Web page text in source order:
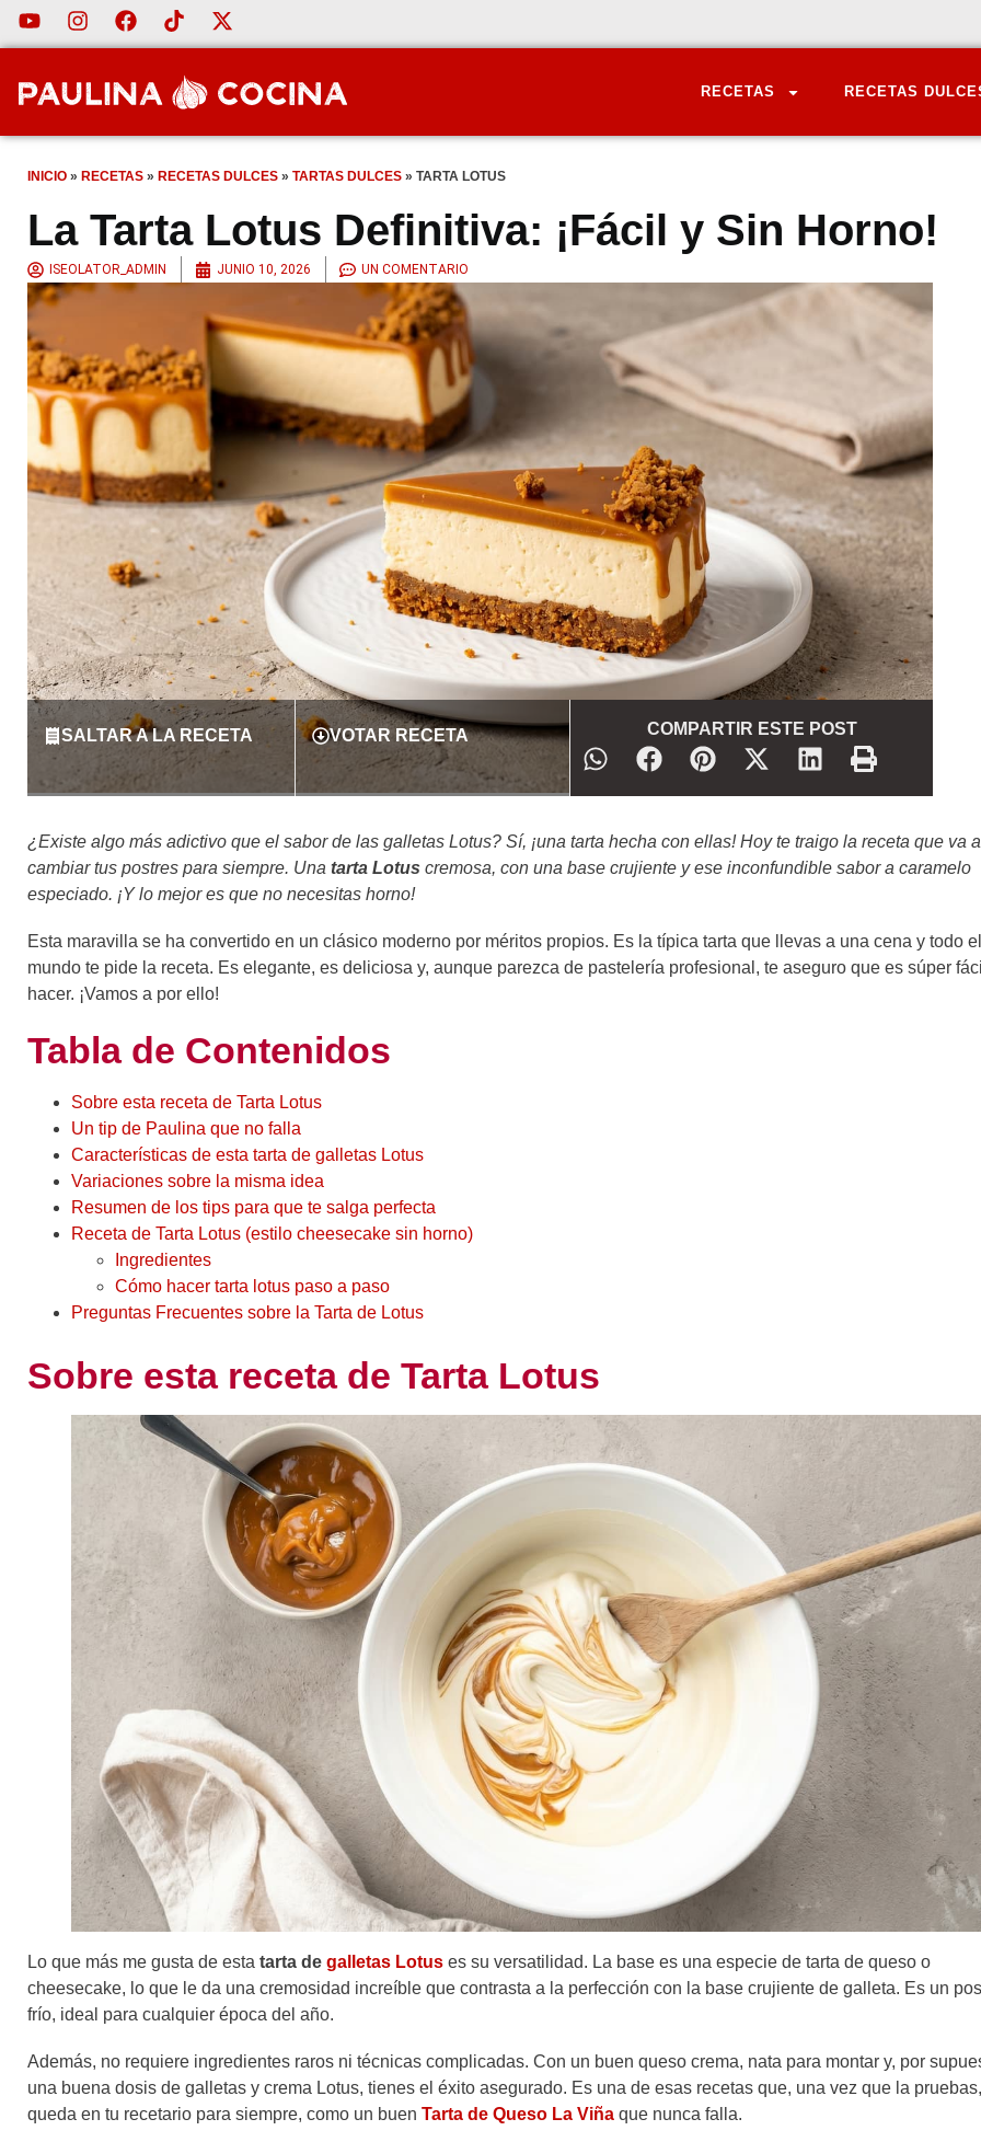
RECETAS RECETAS
INICIO » RECETAS » RECETAS DULCES » TARTAS DULCES » TARTA LOTUS
La Tarta Lotus Definitiva: ¡Fácil y Sin Horno!
ISEOLATOR_ADMIN JUNIO 10, 2026 UN COMENTARIO
SALTAR A LA RECETA VOTAR RECETA COMPARTIR ESTE POST
¿Existe algo más adictivo que el sabor de las galletas Lotus? Sí, ¡una tarta hecha con ellas! Hoy te traigo la receta que va a
cambiar tus postres para siempre. Una tarta Lotus cremosa, con una base crujiente y ese inconfundible sabor a caramelo
especiado. ¡Y lo mejor es que no necesitas horno!
Esta maravilla se ha convertido en un clásico moderno por méritos propios. Es la típica tarta que llevas a una cena y todo el
mundo te pide la receta. Es elegante, es deliciosa y, aunque parezca de pastelería profesional, te aseguro que es súper
hacer. ¡Vamos a por ello!
Tabla de Contenidos
Sobre esta receta de Tarta Lotus
Un tip de Paulina que no falla
Características de esta tarta de galletas Lotus
Variaciones sobre la misma idea
Resumen de los tips para que te salga perfecta
Receta de Tarta Lotus (estilo cheesecake sin horno)
Ingredientes
Cómo hacer tarta lotus paso a paso
Preguntas Frecuentes sobre la Tarta de Lotus
Sobre esta receta de Tarta Lotus
Lo que más me gusta de esta tarta de galletas Lotus es su versatilidad. La base es una especie de tarta de queso o
cheesecake, lo que le da una cremosidad increíble que contrasta a la perfección con la base crujiente de galleta. Es un
frío, ideal para cualquier época del año.
Además, no requiere ingredientes raros ni técnicas complicadas. Con un buen queso crema, nata para montar y, por
una buena dosis de galletas y crema Lotus, tienes el éxito asegurado. Es una de esas recetas que, una vez que la
queda en tu recetario para siempre, como un buen Tarta de Queso La Viña que nunca falla.